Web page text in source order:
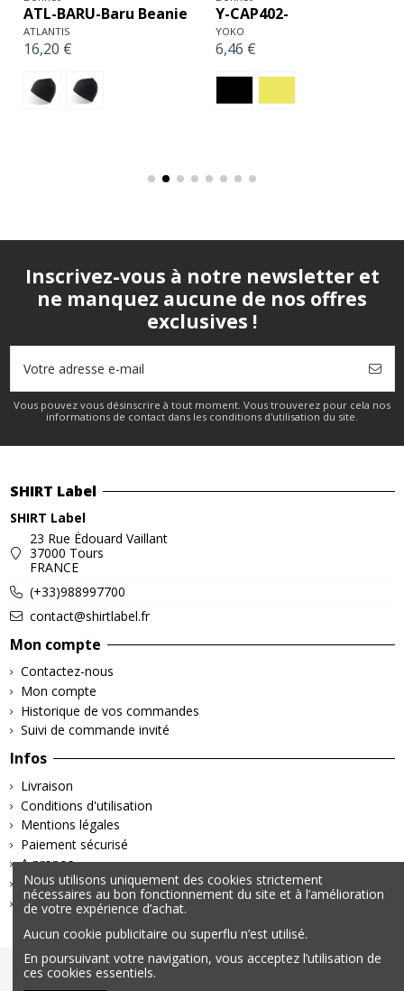
ATL-BARU-Baru Beanie
ATLANTIS
16,20 €
Y-CAP402-
YOKO
6,46 €
Inscrivez-vous à notre newsletter et
ne manquez aucune de nos offres
exclusives !
Vous pouvez vous désinscrire à tout moment. Vous trouverez pour cela nos
informations de contact dans les conditions d'utilisation du site.
SHIRT Label
SHIRT Label
23 Rue Édouard Vaillant
37000 Tours
FRANCE
(+33)988997700
contact@shirtlabel.fr
Mon compte
Contactez-nous
Mon compte
Historique de vos commandes
Suivi de commande invité
Infos
Livraison
Conditions d'utilisation
Mentions légales
Paiement sécurisé
A propos
Retours & Remboursements
Politique de confidentialité
© 2025 – Tous droits réservés | Données personnelles &
Nous utilisons uniquement des cookies strictement
nécessaires au bon fonctionnement du site et à l’amélioration
de votre expérience d’achat.
Aucun cookie publicitaire ou superflu n’est utilisé.
En poursuivant votre navigation, vous acceptez l’utilisation de
ces cookies essentiels.